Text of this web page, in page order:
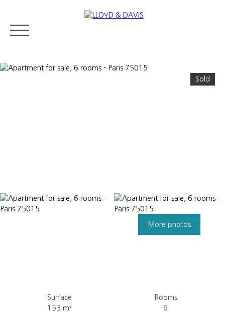
Sold
More photos
Surface
153 m²
Rooms
6